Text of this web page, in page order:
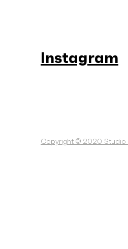
Instagram
Copyright © 2020 Studio